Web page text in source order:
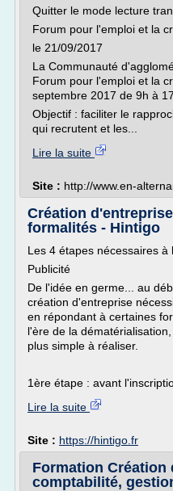
Quitter le mode lecture
Forum pour l'emploi et la
le 21/09/2017
La Communauté
Forum pour l'emploi et la
septembre 2017 de 9h à
Objectif : faciliter le
qui recrutent et les...
Lire la suite
Site : http://www.en-
Création
formalités - Hintigo
Les 4 étapes nécessaires à
Publicité
De l'idée en germe... au
création d'entreprise
en répondant à certaines
l'ère de la
plus simple à réaliser.
1ère étape : avant
Lire la suite
Site : https://hintigo.fr
Formation Création
comptabilité,